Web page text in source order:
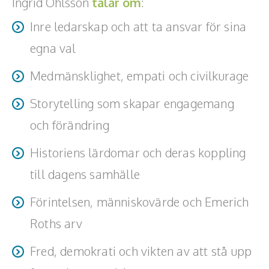
Inre ledarskap och att ta ansvar för sina
egna val
Medmänsklighet, empati och civilkurage
Storytelling som skapar engagemang
och förändring
Historiens lärdomar och deras koppling
till dagens samhälle
Förintelsen, människovärde och Emerich
Roths arv
Fred, demokrati och vikten av att stå upp